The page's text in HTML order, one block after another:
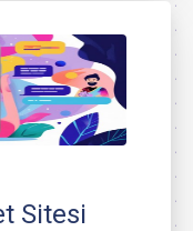
Sitesi